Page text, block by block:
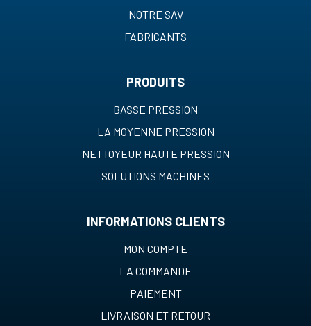
NOTRE SAV
FABRICANTS
PRODUITS
BASSE PRESSION
LA MOYENNE PRESSION
NETTOYEUR HAUTE PRESSION
SOLUTIONS MACHINES
INFORMATIONS CLIENTS
MON COMPTE
LA COMMANDE
PAIEMENT
LIVRAISON ET RETOUR